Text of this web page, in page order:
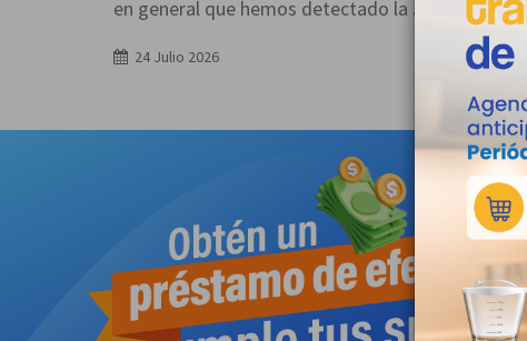
Llanogas alerta sobre posibles
Llanogas S.A. E.S.P. BIC. informa a la comunidad
en general que hemos detectado la ...